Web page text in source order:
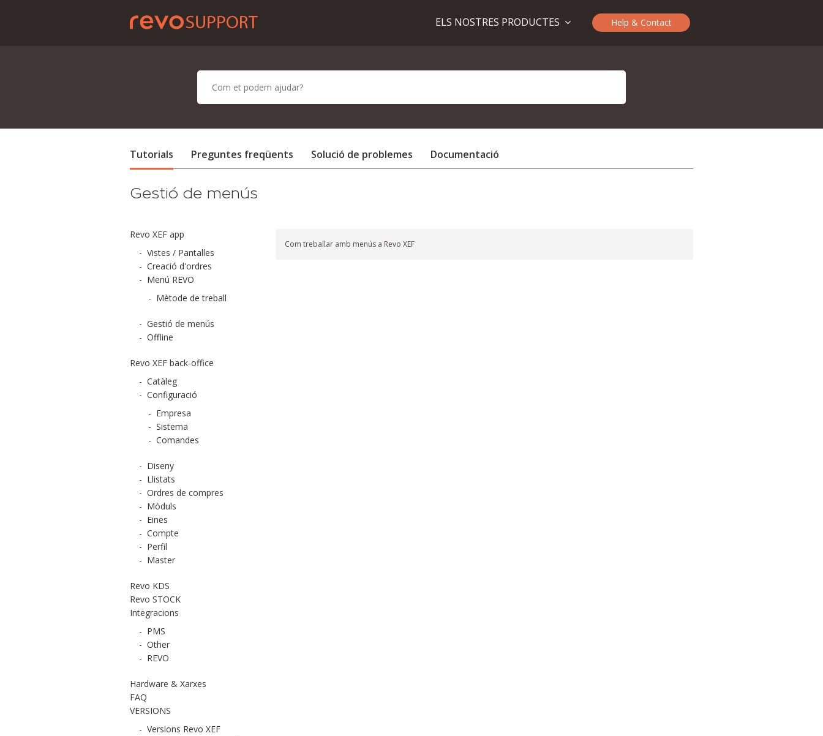
Help & Contact
ELS NOSTRES PRODUCTES
Tutorials Preguntes freqüents Solució de problemes Documentació
Gestió de menús
Revo XEF app
- Vistes / Pantalles
- Creació d'ordres
- Menú REVO
- Mètode de treball
- Gestió de menús
- Offline
Revo XEF back-office
- Catàleg
- Configuració
- Empresa
- Sistema
- Comandes
- Diseny
- Llistats
- Ordres de compres
- Mòduls
- Eines
- Compte
- Perfil
- Master
Revo KDS
Revo STOCK
Integracions
- PMS
- Other
- REVO
Hardware & Xarxes
FAQ
VERSIONS
- Versions Revo XEF
Com treballar amb menús a Revo XEF